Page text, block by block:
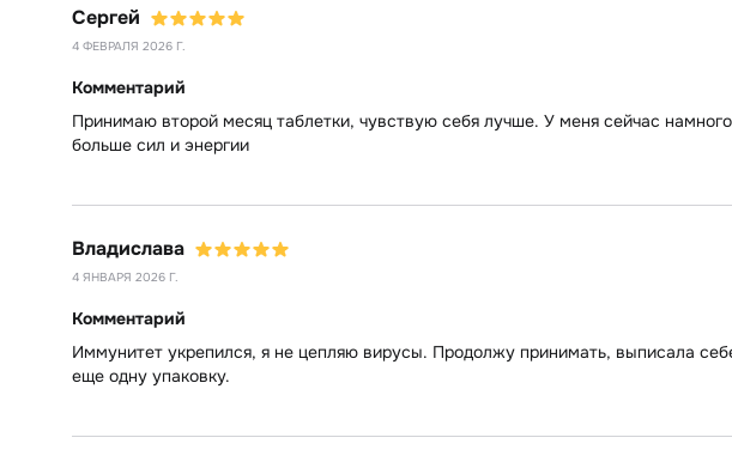
Сергей
4 ФЕВРАЛЯ 2026 Г.
Комментарий
Принимаю второй месяц таблетки, чувствую себя лучше. У меня сейчас намного
больше сил и энергии
Владислава
4 ЯНВАРЯ 2026 Г.
Комментарий
Иммунитет укрепился, я не цепляю вирусы. Продолжу принимать, выписала
еще одну упаковку.